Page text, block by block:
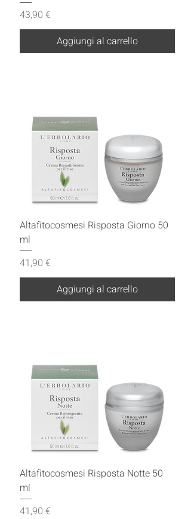
Prezzo
43,90 €
Aggiungi al carrello
Altafitocosmesi Risposta Giorno 50
ml
Prezzo
41,90 €
Aggiungi al carrello
Altafitocosmesi Risposta Notte 50
ml
Prezzo
41,90 €